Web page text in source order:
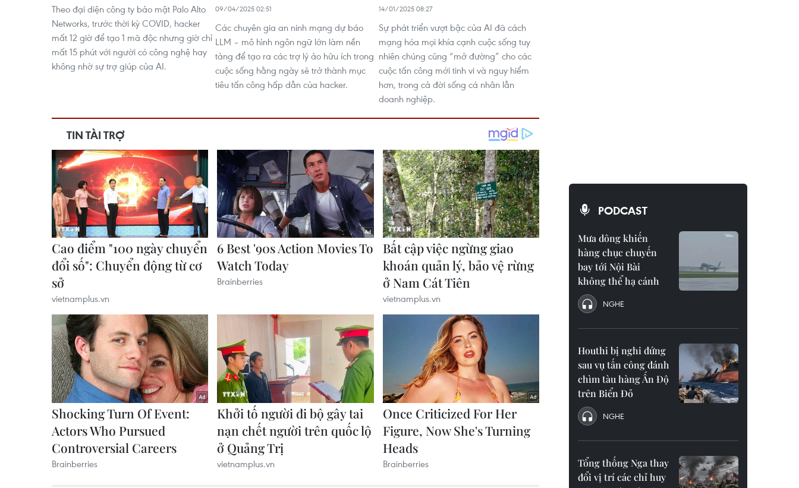
Theo đại diện công ty bảo mật Palo Alto
Networks, trước thời kỳ COVID, hacker
mất 12 giờ để tạo 1 mã độc nhưng giờ chỉ
mất 15 phút với người có công nghệ hay
không nhờ sự trợ giúp của AI.
09/04/2025 02:51
Các chuyên gia an ninh mạng dự báo
LLM – mô hình ngôn ngữ lớn làm nền
tảng để tạo ra các trợ lý ảo hữu ích trong
cuộc sống hằng ngày sẽ trở thành mục
tiêu tấn công hấp dẫn của hacker.
14/01/2025 08:27
Sự phát triển vượt bậc của AI đã cách
mạng hóa mọi khía cạnh cuộc sống tuy
nhiên chúng cũng “mở đường” cho các
cuộc tấn công mới tinh vi và nguy hiểm
hơn, trong cả đời sống cá nhân lẫn
doanh nghiệp.
PODCAST
Mưa dông khiến
hàng chục chuyến
bay tới Nội Bài
không thể hạ cánh
NGHE
Houthi bị nghi đứng
sau vụ tấn công đánh
chìm tàu hàng Ấn Độ
trên Biển Đỏ
NGHE
Tổng thống Nga thay
đổi vị trí các chỉ huy